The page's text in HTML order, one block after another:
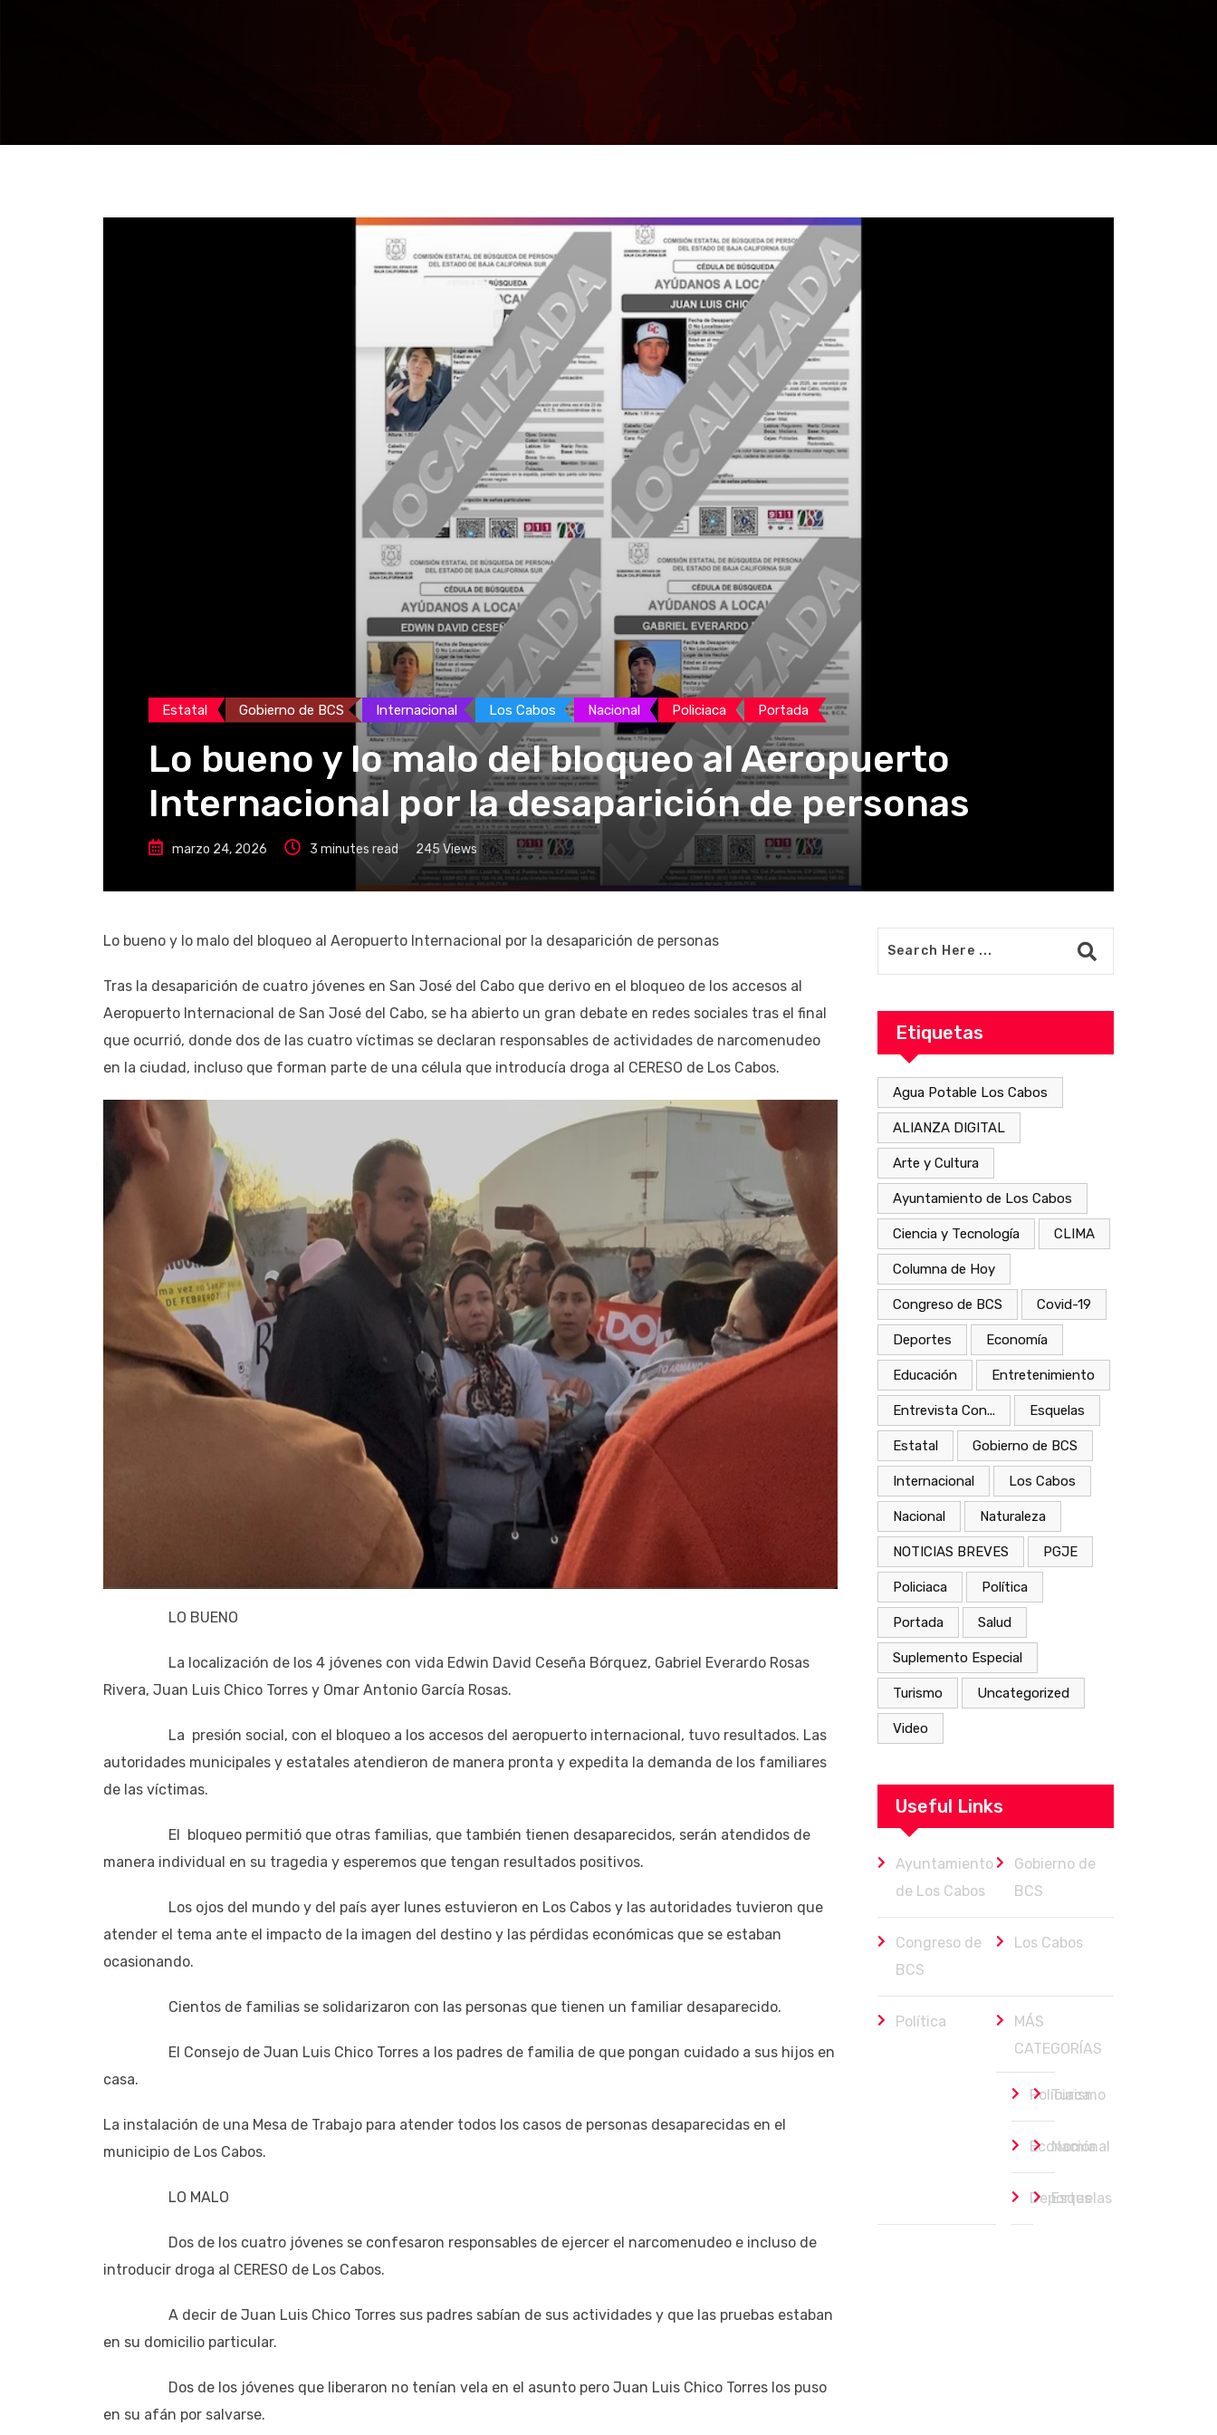
Estatal Gobierno de BCS Internacional Los Cabos Nacional Policiaca Portada
Lo bueno y lo malo del bloqueo al Aeropuerto
Internacional por la desaparición de personas
marzo 24, 2026 3 minutes read 245 Views
Lo bueno y lo malo del bloqueo al Aeropuerto Internacional por la desaparición de personas
Tras la desaparición de cuatro jóvenes en San José del Cabo que derivo en el bloqueo de los accesos al
Aeropuerto Internacional de San José del Cabo, se ha abierto un gran debate en redes sociales tras el final
que ocurrió, donde dos de las cuatro víctimas se declaran responsables de actividades de narcomenudeo
en la ciudad, incluso que forman parte de una célula que introducía droga al CERESO de Los Cabos.
LO BUENO
La localización de los 4 jóvenes con vida Edwin David Ceseña Bórquez, Gabriel Everardo Rosas
Rivera, Juan Luis Chico Torres y Omar Antonio García Rosas.
La presión social, con el bloqueo a los accesos del aeropuerto internacional, tuvo resultados. Las
autoridades municipales y estatales atendieron de manera pronta y expedita la demanda de los familiares
de las víctimas.
El bloqueo permitió que otras familias, que también tienen desaparecidos, serán atendidos de
manera individual en su tragedia y esperemos que tengan resultados positivos.
Los ojos del mundo y del país ayer lunes estuvieron en Los Cabos y las autoridades tuvieron que
atender el tema ante el impacto de la imagen del destino y las pérdidas económicas que se estaban
ocasionando.
Cientos de familias se solidarizaron con las personas que tienen un familiar desaparecido.
El Consejo de Juan Luis Chico Torres a los padres de familia de que pongan cuidado a sus hijos en
casa.
La instalación de una Mesa de Trabajo para atender todos los casos de personas desaparecidas en el
municipio de Los Cabos.
LO MALO
Dos de los cuatro jóvenes se confesaron responsables de ejercer el narcomenudeo e incluso de
introducir droga al CERESO de Los Cabos.
A decir de Juan Luis Chico Torres sus padres sabían de sus actividades y que las pruebas estaban
en su domicilio particular.
Dos de los jóvenes que liberaron no tenían vela en el asunto pero Juan Luis Chico Torres los puso
en su afán por salvarse.
Etiquetas
Agua Potable Los Cabos
ALIANZA DIGITAL
Arte y Cultura
Ayuntamiento de Los Cabos
Ciencia y Tecnología CLIMA
Columna de Hoy
Congreso de BCS Covid-19
Deportes Economía
Educación Entretenimiento
Entrevista Con... Esquelas
Estatal Gobierno de BCS
Internacional Los Cabos
Nacional Naturaleza
NOTICIAS BREVES PGJE
Policiaca Política
Portada Salud
Suplemento Especial
Turismo Uncategorized
Video
Useful Links
Ayuntamiento
de Los Cabos
Gobierno de
BCS
Congreso de
BCS
Los Cabos
Política
MÁS
CATEGORÍAS
Policiaca
Turismo
Economía
Nacional
Deportes
Esquelas